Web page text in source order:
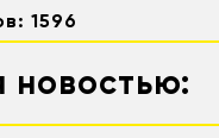
1596
новостью: